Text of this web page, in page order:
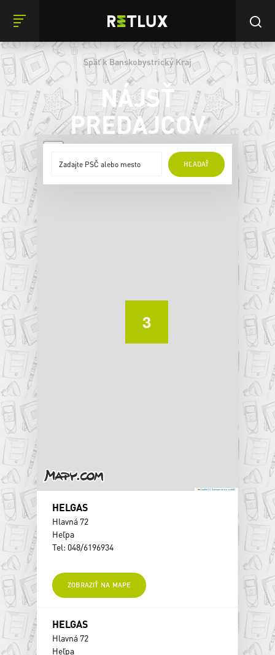
Späť k Banskobystrický Kraj
NÁJSŤ
PREDAJCOV
HĽADAŤ
3
Leaflet | © Seznam.cz a.s. a další
HELGAS
Hlavná 72
Heľpa
Tel: 048/6196934
ZOBRAZIŤ NA MAPE
HELGAS
Hlavná 72
Heľpa